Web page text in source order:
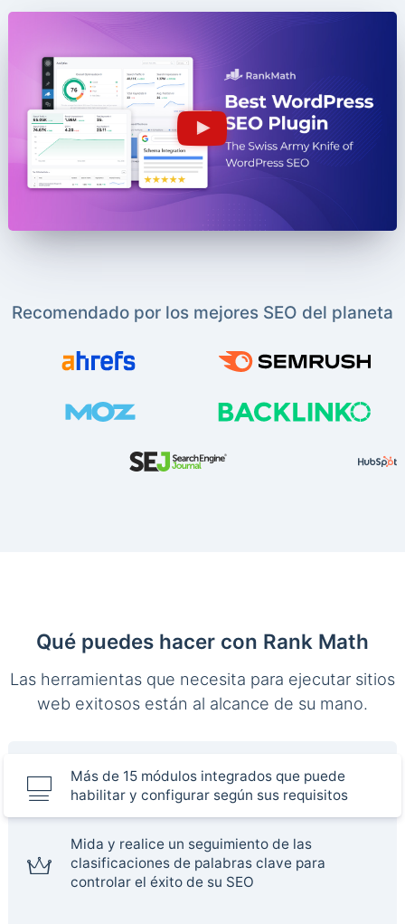
Recomendado por los mejores SEO del planeta
Qué puedes hacer con Rank Math
Las herramientas que necesita para ejecutar sitios
web exitosos están al alcance de su mano.
Más de 15 módulos integrados que puede
habilitar y configurar según sus requisitos
Mida y realice un seguimiento de las
clasificaciones de palabras clave para
controlar el éxito de su SEO